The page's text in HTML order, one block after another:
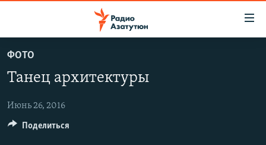
основному
Перейти
НОВОСТИ
ПОЛИТИКА
ОБЩЕСТВО
ФОТО
Танец архитектуры
Июнь 26, 2016
Поделиться